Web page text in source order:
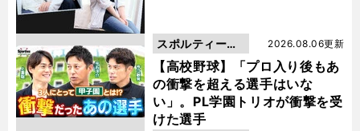
【高校野球】「プロ入り後もあ
の衝撃を超える選手はいな
い」。PL学園トリオが衝撃を受
けた選手
2026.08.06更新
スポルティーバ
動画